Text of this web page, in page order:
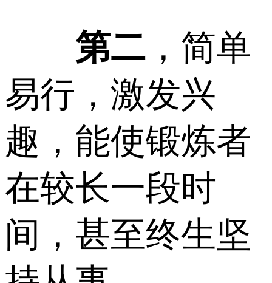
第二 ，简单
易行，激发兴
趣，能使锻炼者
在较长一段时
间，甚至终生坚